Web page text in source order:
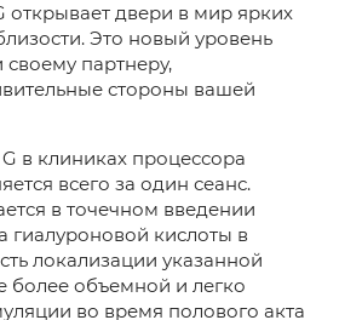
открывает двери в мир ярких
Это новый уровень
партнеру,
стороны вашей
в клиниках процессора
всего за один сеанс.
в точечном введении
гиалуроновой кислоты в
локализации указанной
более объемной и легко
во время полового акта